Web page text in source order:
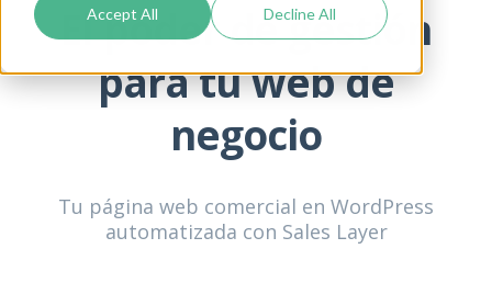
Accept All Decline All
El poder de gestión
para tu web de
negocio
Tu página web comercial en WordPress
automatizada con Sales Layer